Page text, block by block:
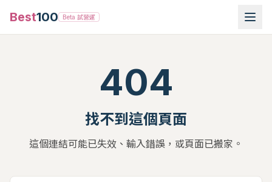
Best100 Beta 試營運
404
找不到這個頁面
這個連結可能已失效、輸入錯誤，或頁面已搬家。